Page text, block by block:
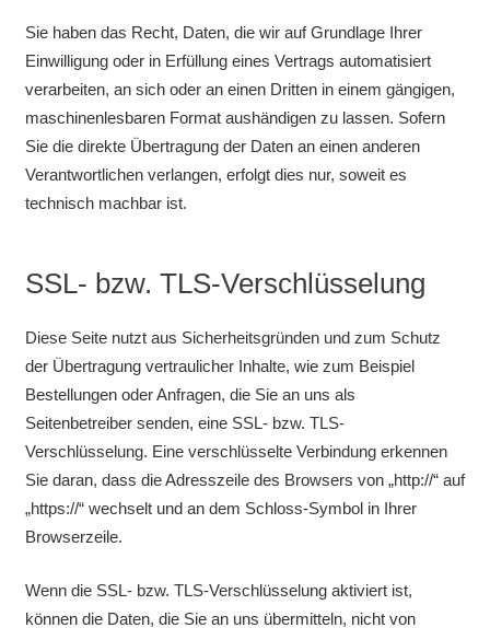
Sie haben das Recht, Daten, die wir auf Grundlage Ihrer
Einwilligung oder in Erfüllung eines Vertrags automatisiert
verarbeiten, an sich oder an einen Dritten in einem gängigen,
maschinenlesbaren Format aushändigen zu lassen. Sofern
Sie die direkte Übertragung der Daten an einen anderen
Verantwortlichen verlangen, erfolgt dies nur, soweit es
technisch machbar ist.
SSL- bzw. TLS-Verschlüsselung
Diese Seite nutzt aus Sicherheitsgründen und zum Schutz
der Übertragung vertraulicher Inhalte, wie zum Beispiel
Bestellungen oder Anfragen, die Sie an uns als
Seitenbetreiber senden, eine SSL- bzw. TLS-
Verschlüsselung. Eine verschlüsselte Verbindung erkennen
Sie daran, dass die Adresszeile des Browsers von „http://“ auf
„https://“ wechselt und an dem Schloss-Symbol in Ihrer
Browserzeile.
Wenn die SSL- bzw. TLS-Verschlüsselung aktiviert ist,
können die Daten, die Sie an uns übermitteln, nicht von